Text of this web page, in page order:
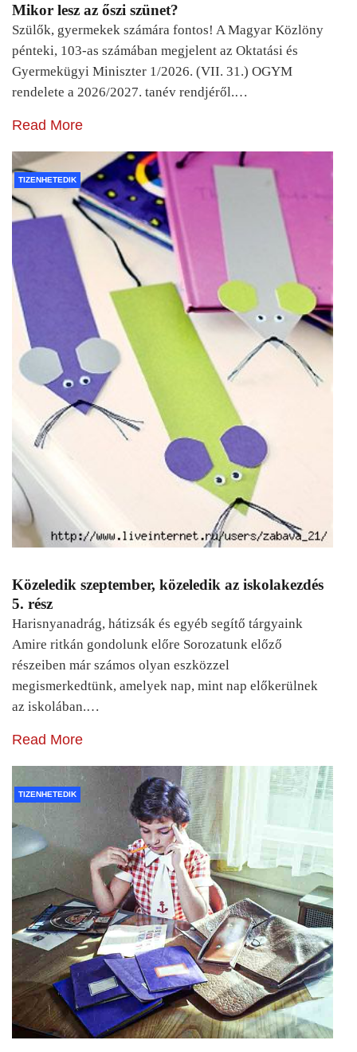
Mikor lesz az őszi szünet?
Szülők, gyermekek számára fontos! A Magyar Közlöny
pénteki, 103-as számában megjelent az Oktatási és
Gyermekügyi Miniszter 1/2026. (VII. 31.) OGYM
rendelete a 2026/2027. tanév rendjéről.…
Read More
TIZENHETEDIK
Közeledik szeptember, közeledik az iskolakezdés
5. rész
Harisnyanadrág, hátizsák és egyéb segítő tárgyaink
Amire ritkán gondolunk előre Sorozatunk előző
részeiben már számos olyan eszközzel
megismerkedtünk, amelyek nap, mint nap előkerülnek
az iskolában.…
Read More
TIZENHETEDIK